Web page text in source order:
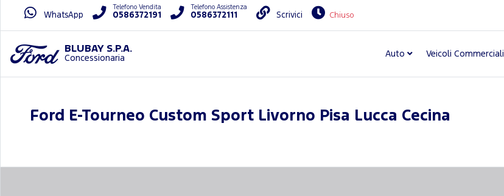
WhatsApp
Telefono Vendita
0586372191
Telefono Assistenza
0586372111 Scrivici Chiuso
BLUBAY S.P.A.
Concessionaria Auto Veicoli Commerciali
Ford E-Tourneo Custom Sport Livorno Pisa Lucca Cecina